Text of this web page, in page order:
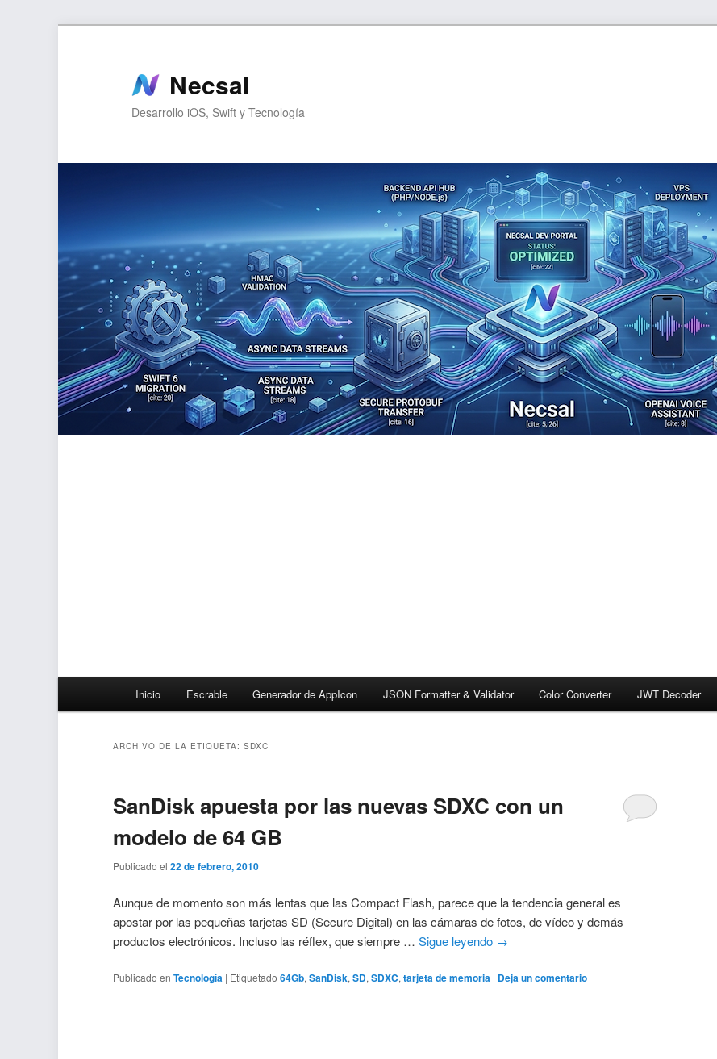
Necsal
Desarrollo iOS, Swift y Tecnología
Inicio Escrable Generador de AppIcon JSON Formatter & Validator Color Converter JWT Decoder
ARCHIVO DE LA ETIQUETA:SDXC
SanDisk apuesta por las nuevas SDXC con un
modelo de 64 GB
Publicado el22 de febrero, 2010
Aunque de momento son más lentas que las Compact Flash, parece que la tendencia general es
apostar por las pequeñas tarjetas SD (Secure Digital) en las cámaras de fotos, de vídeo y demás
productos electrónicos. Incluso las réflex, que siempre …Sigue leyendo →
Publicado en Tecnología | Etiquetado 64Gb,SanDisk,SD,SDXC,tarjeta de memoria | Deja un comentario